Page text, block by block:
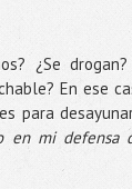
¿Se
En ese
en mi defensa